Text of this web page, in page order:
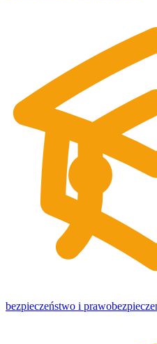
bezpieczeństwo i prawo